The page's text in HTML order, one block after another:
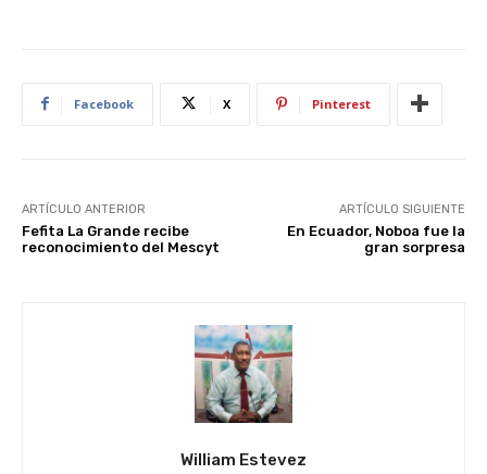
Facebook X Pinterest
ARTÍCULO ANTERIOR
Fefita La Grande recibe
reconocimiento del Mescyt
ARTÍCULO SIGUIENTE
En Ecuador, Noboa fue la
gran sorpresa
William Estevez